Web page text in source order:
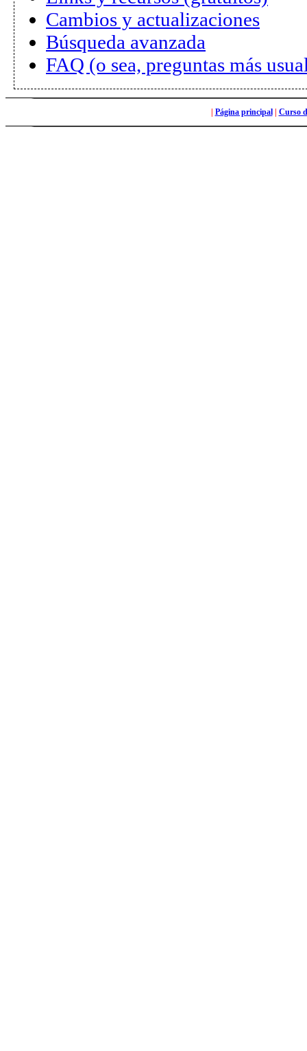
Cambios y actualizaciones
Búsqueda avanzada
FAQ (o sea, preguntas más
| Página principal | Curso